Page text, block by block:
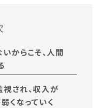
からこそ、人間
され、収入が
くなっていく